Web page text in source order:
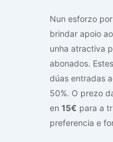
Nun esforzo
brindar apoio
unha atractiva
abonados.
dúas entradas
50%. O prezo
en 15€ para a
preferencia e